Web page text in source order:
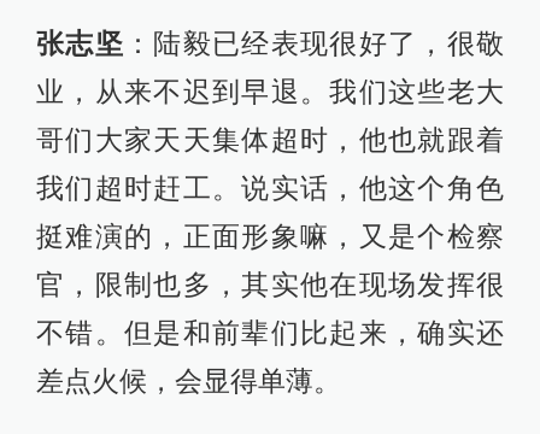
张志坚 ：陆毅已经表现很好了，很敬
业，从来不迟到早退。我们这些老大
哥们大家天天集体超时，他也就跟着
我们超时赶工。说实话，他这个角色
挺难演的，正面形象嘛，又是个检察
官，限制也多，其实他在现场发挥很
不错。但是和前辈们比起来，确实还
差点火候，会显得单薄。